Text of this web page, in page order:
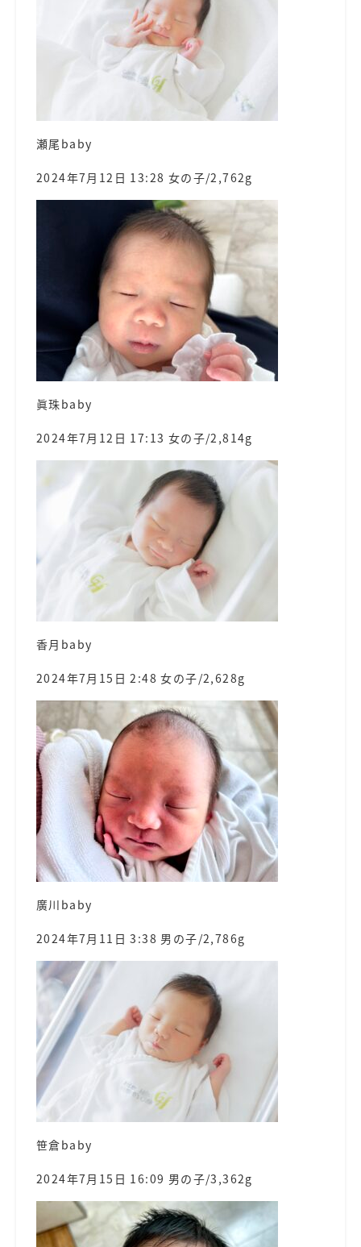
瀬尾baby
2024年7月12日 13:28 女の子/2,762g
眞珠baby
2024年7月12日 17:13 女の子/2,814g
香月baby
2024年7月15日 2:48 女の子/2,628g
廣川baby
2024年7月11日 3:38 男の子/2,786g
笹倉baby
2024年7月15日 16:09 男の子/3,362g